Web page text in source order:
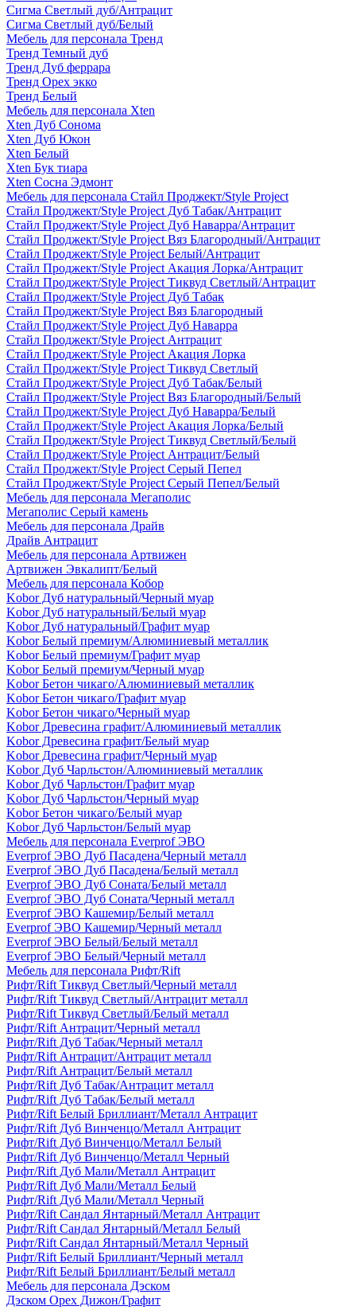
Сигма Светлый дуб/Антрацит
Сигма Светлый дуб/Белый
Мебель для персонала Тренд
Тренд Темный дуб
Тренд Дуб феррара
Тренд Орех экко
Тренд Белый
Мебель для персонала Xten
Xten Дуб Сонома
Xten Дуб Юкон
Xten Белый
Xten Бук тиара
Xten Сосна Эдмонт
Мебель для персонала Стайл Проджект/Style Project
Стайл Проджект/Style Project Дуб Табак/Антрацит
Стайл Проджект/Style Project Дуб Наварра/Антрацит
Стайл Проджект/Style Project Вяз Благородный/Антрацит
Стайл Проджект/Style Project Белый/Антрацит
Стайл Проджект/Style Project Акация Лорка/Антрацит
Стайл Проджект/Style Project Тиквуд Светлый/Антрацит
Стайл Проджект/Style Project Дуб Табак
Стайл Проджект/Style Project Вяз Благородный
Стайл Проджект/Style Project Дуб Наварра
Стайл Проджект/Style Project Антрацит
Стайл Проджект/Style Project Акация Лорка
Стайл Проджект/Style Project Тиквуд Светлый
Стайл Проджект/Style Project Дуб Табак/Белый
Стайл Проджект/Style Project Вяз Благородный/Белый
Стайл Проджект/Style Project Дуб Наварра/Белый
Стайл Проджект/Style Project Акация Лорка/Белый
Стайл Проджект/Style Project Тиквуд Светлый/Белый
Стайл Проджект/Style Project Антрацит/Белый
Стайл Проджект/Style Project Серый Пепел
Стайл Проджект/Style Project Серый Пепел/Белый
Мебель для персонала Мегаполис
Мегаполис Серый камень
Мебель для персонала Драйв
Драйв Антрацит
Мебель для персонала Артвижен
Артвижен Эвкалипт/Белый
Мебель для персонала Кобор
Kobor Дуб натуральный/Черный муар
Kobor Дуб натуральный/Белый муар
Kobor Дуб натуральный/Графит муар
Kobor Белый премиум/Алюминиевый металлик
Kobor Белый премиум/Графит муар
Kobor Белый премиум/Черный муар
Kobor Бетон чикаго/Алюминиевый металлик
Kobor Бетон чикаго/Графит муар
Kobor Бетон чикаго/Черный муар
Kobor Древесина графит/Алюминиевый металлик
Kobor Древесина графит/Белый муар
Kobor Древесина графит/Черный муар
Kobor Дуб Чарльстон/Алюминиевый металлик
Kobor Дуб Чарльстон/Графит муар
Kobor Дуб Чарльстон/Черный муар
Kobor Бетон чикаго/Белый муар
Kobor Дуб Чарльстон/Белый муар
Мебель для персонала Everprof ЭВО
Everprof ЭВО Дуб Пасадена/Черный металл
Everprof ЭВО Дуб Пасадена/Белый металл
Everprof ЭВО Дуб Соната/Белый металл
Everprof ЭВО Дуб Соната/Черный металл
Everprof ЭВО Кашемир/Белый металл
Everprof ЭВО Кашемир/Черный металл
Everprof ЭВО Белый/Белый металл
Everprof ЭВО Белый/Черный металл
Мебель для персонала Рифт/Rift
Рифт/Rift Тиквуд Светлый/Черный металл
Рифт/Rift Тиквуд Светлый/Антрацит металл
Рифт/Rift Тиквуд Светлый/Белый металл
Рифт/Rift Антрацит/Черный металл
Рифт/Rift Дуб Табак/Черный металл
Рифт/Rift Антрацит/Антрацит металл
Рифт/Rift Антрацит/Белый металл
Рифт/Rift Дуб Табак/Антрацит металл
Рифт/Rift Дуб Табак/Белый металл
Рифт/Rift Белый Бриллиант/Металл Антрацит
Рифт/Rift Дуб Винченцо/Металл Антрацит
Рифт/Rift Дуб Винченцо/Металл Белый
Рифт/Rift Дуб Винченцо/Металл Черный
Рифт/Rift Дуб Мали/Металл Антрацит
Рифт/Rift Дуб Мали/Металл Белый
Рифт/Rift Дуб Мали/Металл Черный
Рифт/Rift Сандал Янтарный/Металл Антрацит
Рифт/Rift Сандал Янтарный/Металл Белый
Рифт/Rift Сандал Янтарный/Металл Черный
Рифт/Rift Белый Бриллиант/Черный металл
Рифт/Rift Белый Бриллиант/Белый металл
Мебель для персонала Дэском
Дэском Орех Дижон/Графит